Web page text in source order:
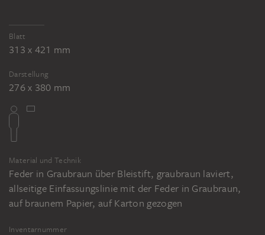
Blatt
313 x 421 mm
Darstellung
276 x 380 mm
Material und Technik
Feder in Graubraun über Bleistift, graubraun laviert,
allseitige Einfassungslinie mit der Feder in Graubraun,
auf braunem Papier, auf Karton gezogen
Inventarnummer